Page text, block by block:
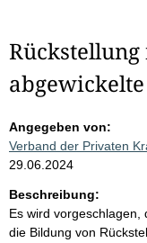
Angegeben von:
Verband der Privaten
29.06.2024
Beschreibung:
Es wird vorgeschlagen,
die Bildung von